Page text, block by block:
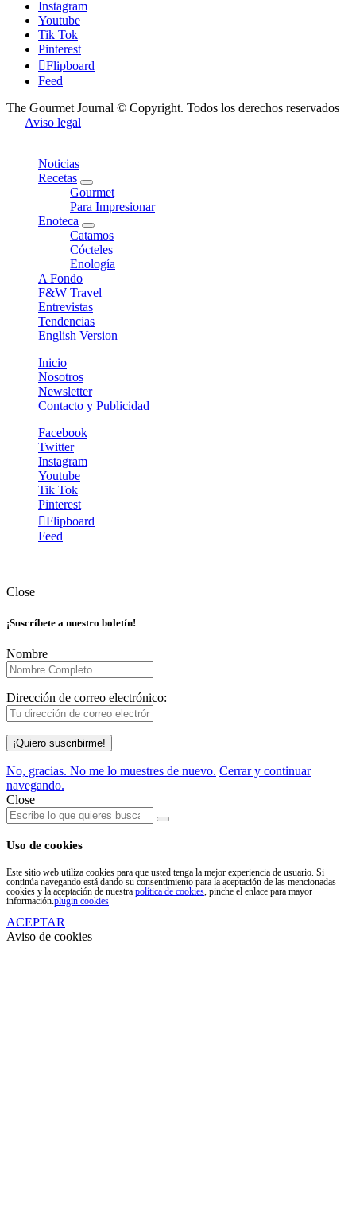
Instagram
Youtube
Tik Tok
Pinterest
Flipboard
Feed
The Gourmet Journal © Copyright. Todos los derechos reservados
| Aviso legal
Noticias
Recetas
expand
child
menu
Gourmet
Para Impresionar
Enoteca
expand
child
menu
Catamos
Cócteles
Enología
A Fondo
F&W Travel
Entrevistas
Tendencias
English Version
Inicio
Nosotros
Newsletter
Contacto y Publicidad
Facebook
Twitter
Instagram
Youtube
Tik Tok
Pinterest
Flipboard
Feed
Close
¡Suscríbete a nuestro boletín!
Nombre
Dirección de correo electrónico:
No, gracias. No me lo muestres de nuevo. Cerrar y continuar
navegando.
Close
Search
for:
Search
Uso de cookies
Este sitio web utiliza cookies para que usted tenga la mejor experiencia de usuario. Si
continúa navegando está dando su consentimiento para la aceptación de las mencionadas
cookies y la aceptación de nuestra política de cookies, pinche el enlace para mayor
información.plugin cookies
ACEPTAR
Aviso de cookies